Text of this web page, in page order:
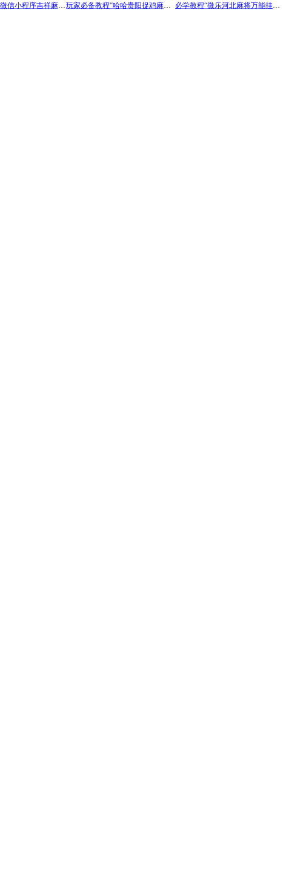
5分钟教会你“微信小程序吉祥麻将怎么开挂”教你怎么开挂-知乎 玩家必备教程“哈哈贵阳捉鸡麻将特点开挂”(确实是有挂)-知乎 必学教程“微乐河北麻将万能挂！详细开挂教程（确实真的有挂)-知乎